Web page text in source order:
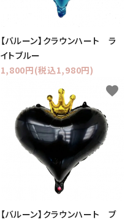
【バルーン】クラウンハート ラ
イトブルー
1,800円(税込1,980円)
【バルーン】クラウンハート ブ
favorite